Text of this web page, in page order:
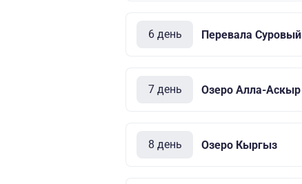
6 день Перевала Суровый
7 день Озеро Алла-Аскыр
8 день Озеро Кыргыз